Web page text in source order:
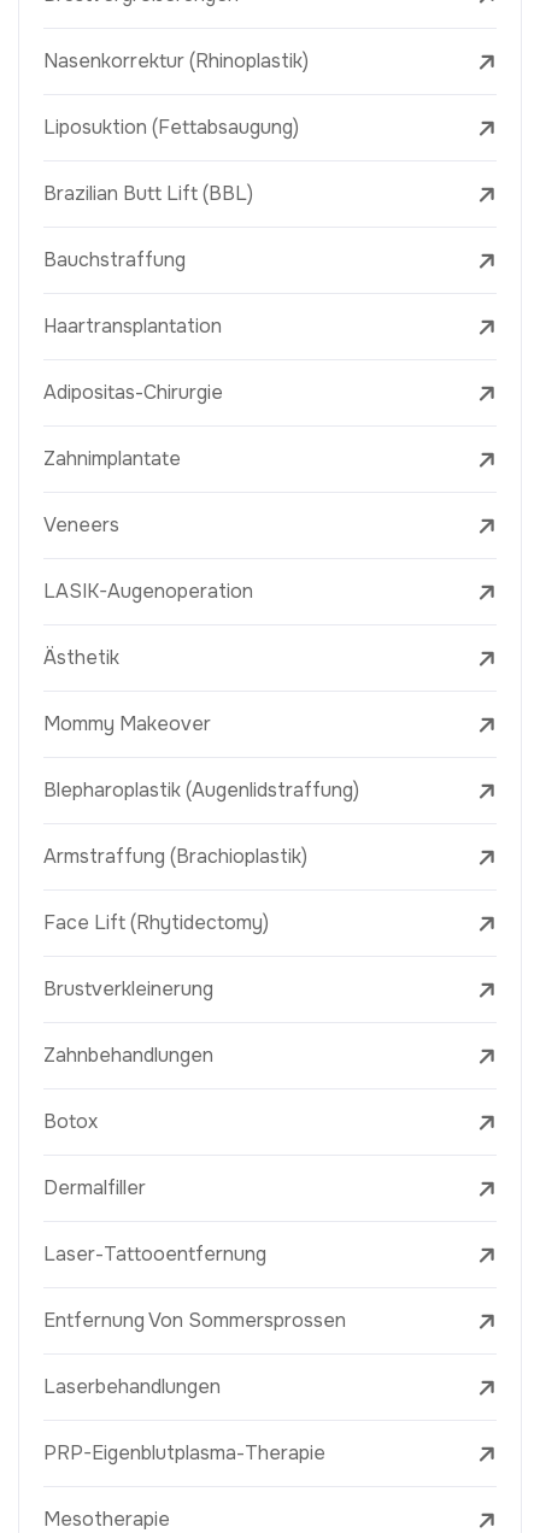
Nasenkorrektur (Rhinoplastik)
Liposuktion (Fettabsaugung)
Brazilian Butt Lift (BBL)
Bauchstraffung
Haartransplantation
Adipositas-Chirurgie
Zahnimplantate
Veneers
LASIK-Augenoperation
Ästhetik
Mommy Makeover
Blepharoplastik (Augenlidstraffung)
Armstraffung (Brachioplastik)
Face Lift (Rhytidectomy)
Brustverkleinerung
Zahnbehandlungen
Botox
Dermalfiller
Laser-Tattooentfernung
Entfernung Von Sommersprossen
Laserbehandlungen
PRP-Eigenblutplasma-Therapie
Mesotherapie